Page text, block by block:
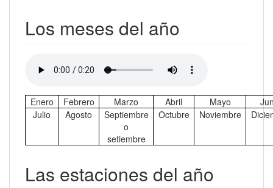
Los meses del año
Enero Febrero Marzo Abril Mayo
Julio
Agosto
Septiembre
o
setiembre
Octubre Noviembre
Las estaciones del año